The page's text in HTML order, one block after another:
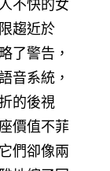
不快的女
趨近於
了警告，
音系統，
的後視
價值不菲
們卻像兩